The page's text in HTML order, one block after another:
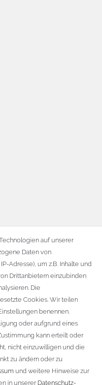
auf unserer
Daten von
Adresse), um z.B. Inhalte und
Drittanbietern einzubinden
Die
Cookies. Wir teilen
benennen.
oder aufgrund eines
kann erteilt oder
nicht einzuwilligen und die
zu ändern oder zu
und weitere Hinweise zur
in unserer Daten­schutz­